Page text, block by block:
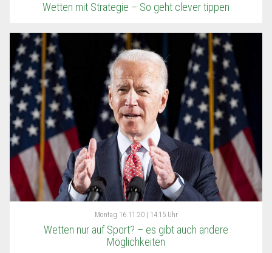
Wetten mit Strategie – So geht clever tippen
Montag 16.11.20 | 14:15 Uhr
Wetten nur auf Sport? – es gibt auch andere
Möglichkeiten